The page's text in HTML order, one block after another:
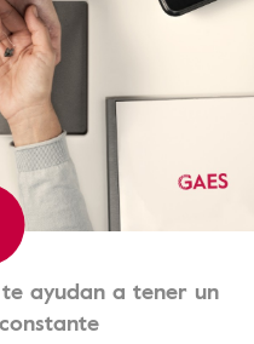
ayudan a tener un